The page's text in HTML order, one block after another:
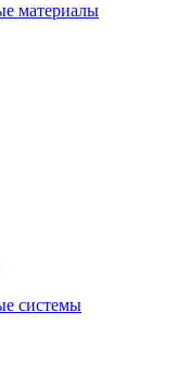
материалы
системы